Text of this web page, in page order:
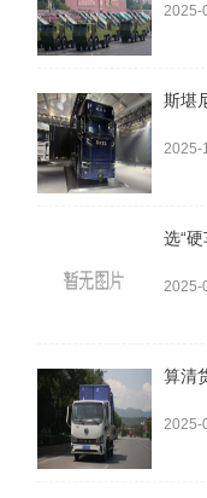
2025-
斯堪
2025-
选“硬
2025-
算清
2025-